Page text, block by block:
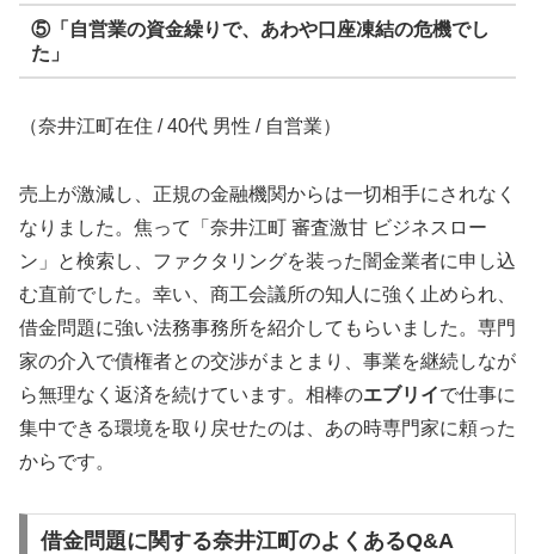
⑤「自営業の資金繰りで、あわや口座凍結の危機でし
た」
（奈井江町在住 / 40代 男性 / 自営業）
売上が激減し、正規の金融機関からは一切相手にされなく
なりました。焦って「奈井江町 審査激甘 ビジネスロー
ン」と検索し、ファクタリングを装った闇金業者に申し込
む直前でした。幸い、商工会議所の知人に強く止められ、
借金問題に強い法務事務所を紹介してもらいました。専門
家の介入で債権者との交渉がまとまり、事業を継続しなが
ら無理なく返済を続けています。相棒のエブリイで仕事に
集中できる環境を取り戻せたのは、あの時専門家に頼った
からです。
借金問題に関する奈井江町のよくあるQ&A